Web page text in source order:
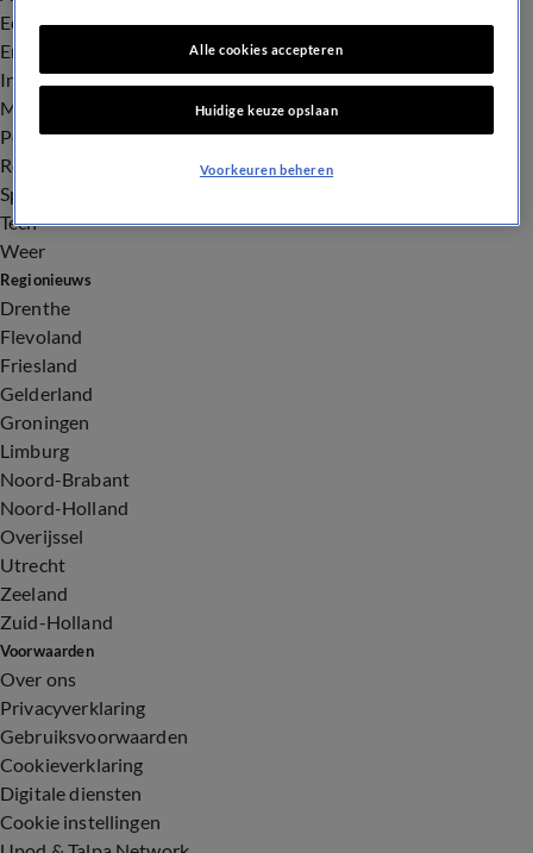
Economie
Entertainment
Infrastructuur
Milieu en Gezondheid
Politiek
Royalty
Sport
Tech
Weer
Regionieuws
Drenthe
Flevoland
Friesland
Gelderland
Groningen
Limburg
Noord-Brabant
Noord-Holland
Overijssel
Utrecht
Zeeland
Zuid-Holland
Voorwaarden
Over ons
Privacyverklaring
Gebruiksvoorwaarden
Cookieverklaring
Digitale diensten
Cookie instellingen
Alle cookies accepteren
Huidige keuze opslaan
Voorkeuren beheren